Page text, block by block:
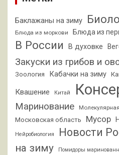
Баклажаны на зиму
Блюда из моркови Блюда из
В России В духовке
Закуски из грибов и
Зоология Кабачки на зиму
Квашение Китай
Маринование
Московская область Мусор
Нейробиология Новости
на зиму
Помидоры